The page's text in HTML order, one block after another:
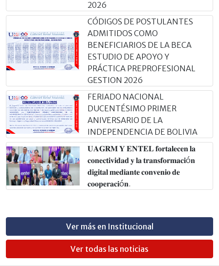
2026
CÓDIGOS DE POSTULANTES
ADMITIDOS COMO
BENEFICIARIOS DE LA BECA
ESTUDIO DE APOYO Y
PRÁCTICA PREPROFESIONAL
GESTION 2026
FERIADO NACIONAL
DUCENTÉSIMO PRIMER
ANIVERSARIO DE LA
INDEPENDENCIA DE BOLIVIA
𝐔𝐀𝐆𝐑𝐌 𝐘 𝐄𝐍𝐓𝐄𝐋 𝐟𝐨𝐫𝐭𝐚𝐥𝐞𝐜𝐞𝐧 𝐥𝐚
𝐜𝐨𝐧𝐞𝐜𝐭𝐢𝐯𝐢𝐝𝐚𝐝 𝐲 𝐥𝐚 𝐭𝐫𝐚𝐧𝐬𝐟𝐨𝐫𝐦𝐚𝐜𝐢ó𝐧
𝐝𝐢𝐠𝐢𝐭𝐚𝐥 𝐦𝐞𝐝𝐢𝐚𝐧𝐭𝐞 𝐜𝐨𝐧𝐯𝐞𝐧𝐢𝐨 𝐝𝐞
𝐜𝐨𝐨𝐩𝐞𝐫𝐚𝐜𝐢ó𝐧.
Ver más en Institucional
Ver todas las noticias